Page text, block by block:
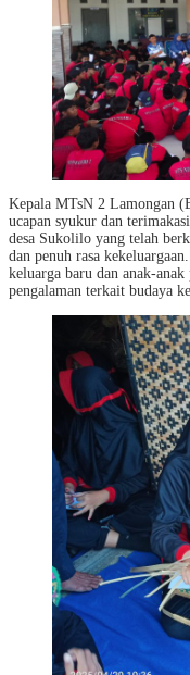
Kepala MTsN 2 Lamongan
ucapan syukur dan
desa Sukolilo yang telah
dan penuh rasa
keluarga baru dan anak-anak
pengalaman terkait budaya